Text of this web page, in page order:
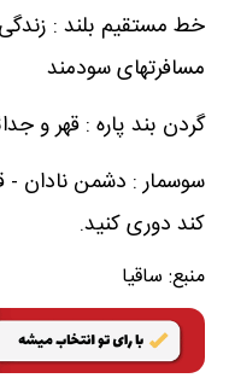
خط مستقیم بلند :
مسافرتهای سودمند
گردن بند پاره : قهر و
سوسمار : دشمن نادان -
کند دوری کنید.
منبع: ساقیا